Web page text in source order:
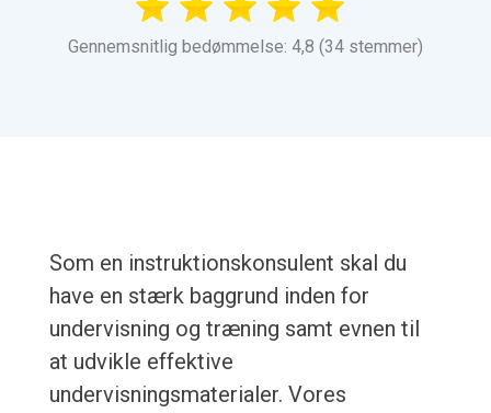
Gennemsnitlig bedømmelse: 4,8 (34 stemmer)
Som en instruktionskonsulent skal du
have en stærk baggrund inden for
undervisning og træning samt evnen til
at udvikle effektive
undervisningsmaterialer. Vores